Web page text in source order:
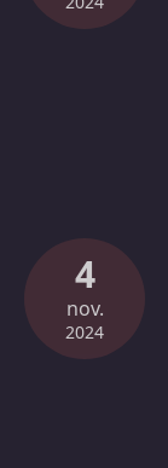
4
nov.
2024